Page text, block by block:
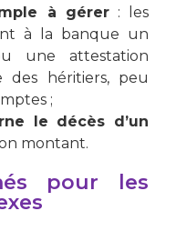
à gérer: les
à la banque un
une attestation
des héritiers, peu
;
le décès d’un
montant.
pour les